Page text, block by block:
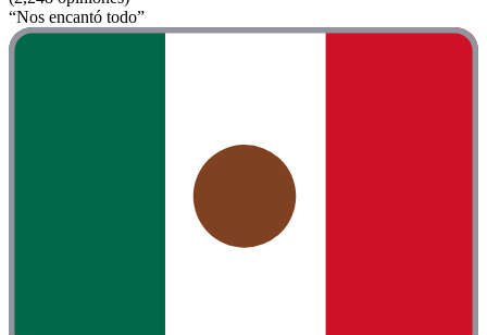
“Nos encantó todo”